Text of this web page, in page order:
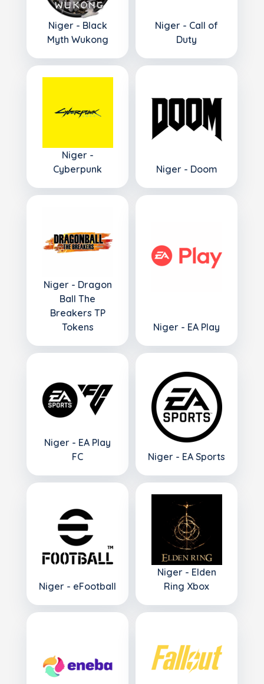
Niger - Black
Myth Wukong
Niger - Call of
Duty
Niger -
Cyberpunk
Niger - Doom
Niger - Dragon
Ball The
Breakers TP
Tokens
Niger - EA Play
Niger - EA Play
FC
Niger - EA Sports
Niger - eFootball
Niger - Elden
Ring Xbox